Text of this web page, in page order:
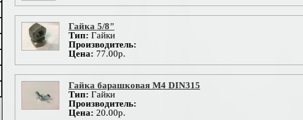
Гайка 5/8"
Тип: Гайки
Производитель:
Цена: 77.00р.
Гайка барашковая М4 DIN315
Тип: Гайки
Производитель:
Цена: 20.00р.